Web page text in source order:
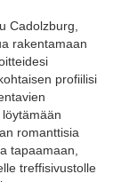
Cadolzburg,
rakentamaan
profiilisi
romanttisia
tapaamaan,
treffisivustolle